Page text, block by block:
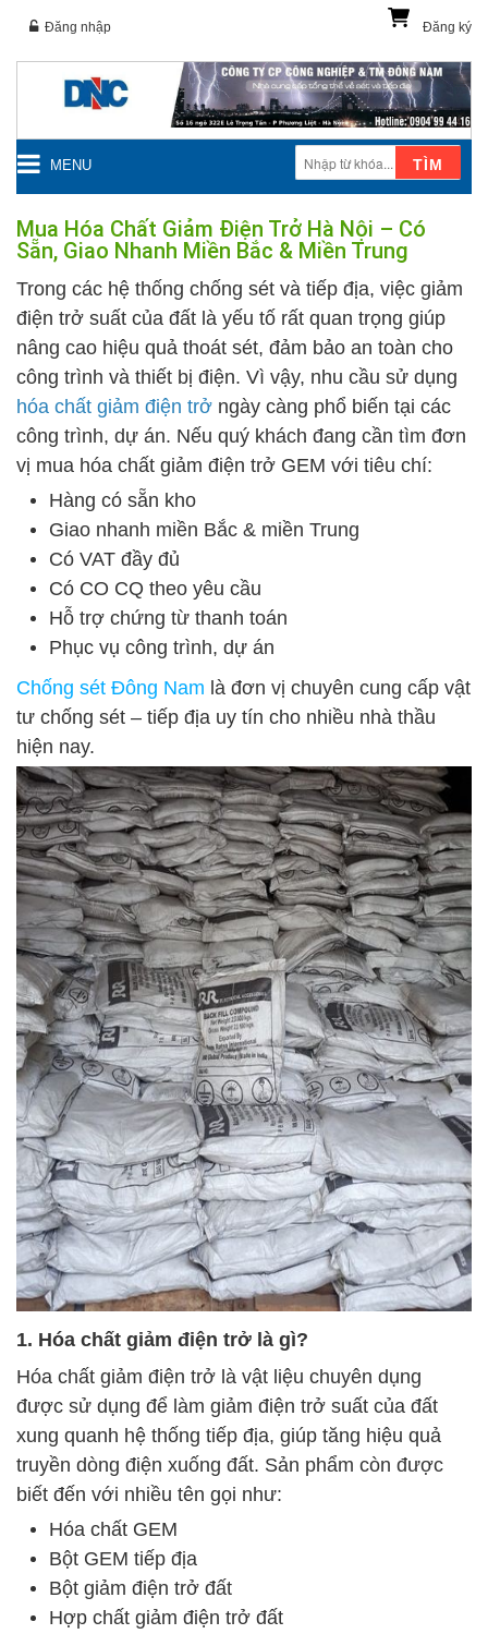
Đăng ký
Đăng nhập
MENU TÌM
Mua Hóa Chất Giảm Điện Trở Hà Nội – Có
Sẵn, Giao Nhanh Miền Bắc & Miền Trung
Trong các hệ thống chống sét và tiếp địa, việc giảm
điện trở suất của đất là yếu tố rất quan trọng giúp
nâng cao hiệu quả thoát sét, đảm bảo an toàn cho
công trình và thiết bị điện. Vì vậy, nhu cầu sử dụng
hóa chất giảm điện trở ngày càng phổ biến tại các
công trình, dự án. Nếu quý khách đang cần tìm đơn
vị mua hóa chất giảm điện trở GEM với tiêu chí:
Hàng có sẵn kho
Giao nhanh miền Bắc & miền Trung
Có VAT đầy đủ
Có CO CQ theo yêu cầu
Hỗ trợ chứng từ thanh toán
Phục vụ công trình, dự án
Chống sét Đông Nam là đơn vị chuyên cung cấp vật
tư chống sét – tiếp địa uy tín cho nhiều nhà thầu
hiện nay.
1. Hóa chất giảm điện trở là gì?
Hóa chất giảm điện trở là vật liệu chuyên dụng
được sử dụng để làm giảm điện trở suất của đất
xung quanh hệ thống tiếp địa, giúp tăng hiệu quả
truyền dòng điện xuống đất. Sản phẩm còn được
biết đến với nhiều tên gọi như:
Hóa chất GEM
Bột GEM tiếp địa
Bột giảm điện trở đất
Hợp chất giảm điện trở đất